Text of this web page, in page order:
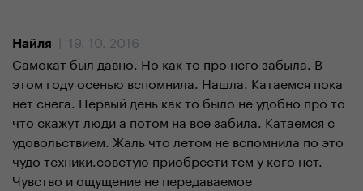
Найля
| 19. 10. 2016
Самокат был давно. Но как то про него забыла. В
этом году осенью вспомнила. Нашла. Катаемся пока
нет снега. Первый день как то было не удобно про то
что скажут люди а потом на все забила. Катаемся с
удовольствием. Жаль что летом не вспомнила по это
чудо техники.советую приобрести тем у кого нет.
Чувство и ощущение не передаваемое